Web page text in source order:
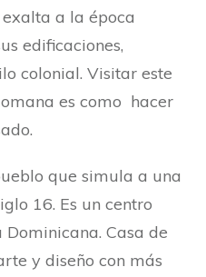
a la época
edificaciones,
colonial. Visitar este
es como hacer
que simula a una
16. Es un centro
Casa de
y diseño con más